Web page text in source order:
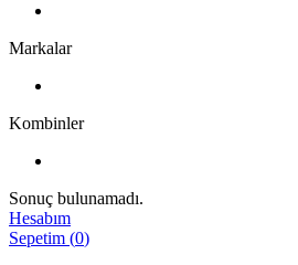
Markalar
Kombinler
Sonuç bulunamadı.
Hesabım
Sepetim (0)